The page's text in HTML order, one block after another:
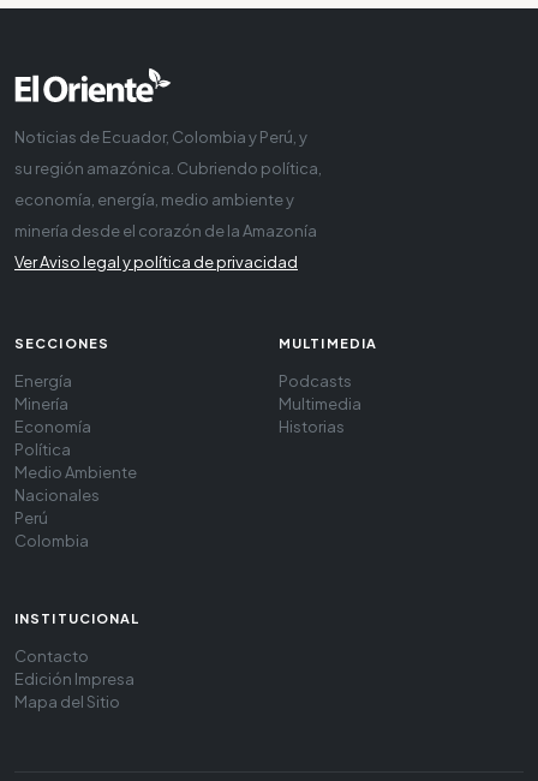
Noticias de Ecuador, Colombia y Perú, y
su región amazónica. Cubriendo política,
economía, energía, medio ambiente y
minería desde el corazón de la Amazonía
Ver Aviso legal y política de privacidad
SECCIONES
Energía
Minería
Economía
Política
Medio Ambiente
Nacionales
Perú
Colombia
MULTIMEDIA
Podcasts
Multimedia
Historias
INSTITUCIONAL
Contacto
Edición Impresa
Mapa del Sitio